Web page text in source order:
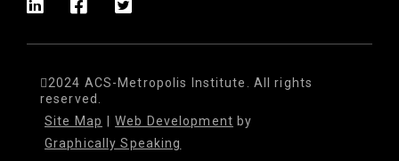
2024 ACS-Metropolis Institute. All rights
reserved.
Site Map
Web Development by
Graphically Speaking